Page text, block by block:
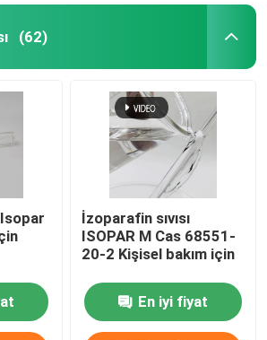
(62)
Isopar
İzoparafin sıvısı
ISOPAR M Cas 68551-
20-2 Kişisel bakım için
En iyi fiyat